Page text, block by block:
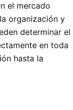
el mercado
organización y
determinar el
en toda
hasta la